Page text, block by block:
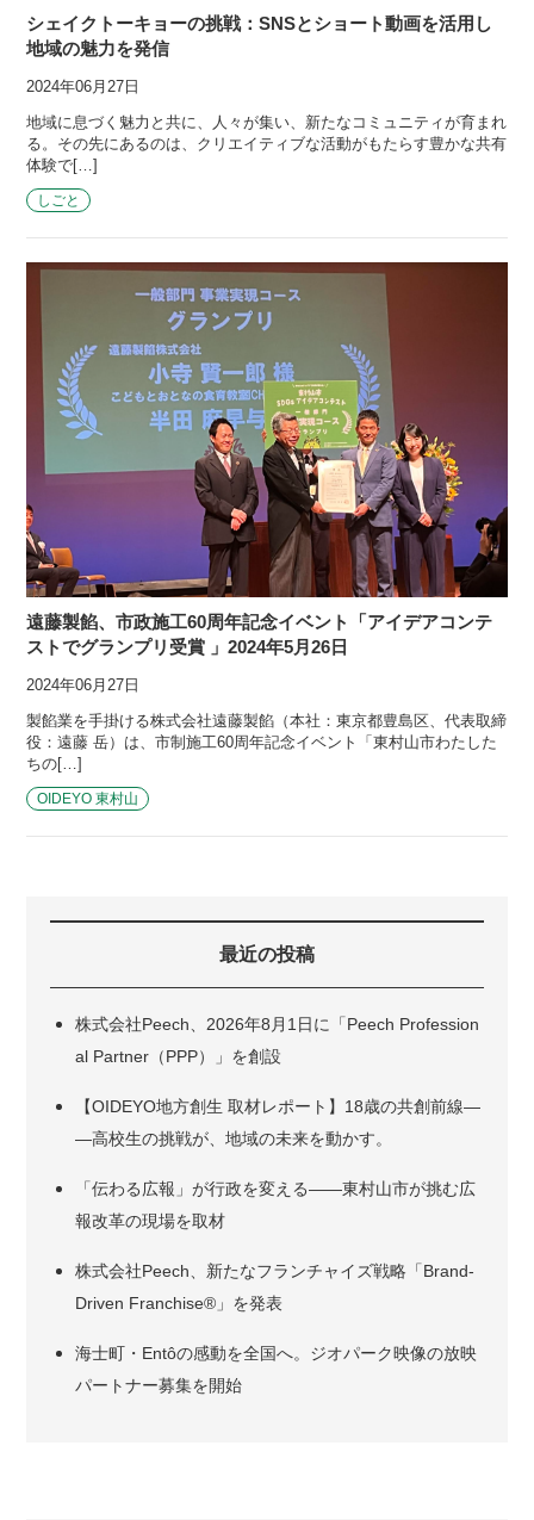
シェイクトーキョーの挑戦：SNSとショート動画を活用し
地域の魅力を発信
2024年06月27日
地域に息づく魅力と共に、人々が集い、新たなコミュニティが育まれ
る。その先にあるのは、クリエイティブな活動がもたらす豊かな共有
体験で[…]
しごと
遠藤製餡、市政施工60周年記念イベント「アイデアコンテ
ストでグランプリ受賞 」2024年5月26日
2024年06月27日
製餡業を手掛ける株式会社遠藤製餡（本社：東京都豊島区、代表取締
役：遠藤 岳）は、市制施工60周年記念イベント「東村山市わたした
ちの[…]
OIDEYO 東村山
最近の投稿
株式会社Peech、2026年8月1日に「Peech Profession
al Partner（PPP）」を創設
【OIDEYO地方創生 取材レポート】18歳の共創前線―
―高校生の挑戦が、地域の未来を動かす。
「伝わる広報」が行政を変える――東村山市が挑む広
報改革の現場を取材
株式会社Peech、新たなフランチャイズ戦略「Brand-
Driven Franchise®」を発表
海士町・Entôの感動を全国へ。ジオパーク映像の放映
パートナー募集を開始